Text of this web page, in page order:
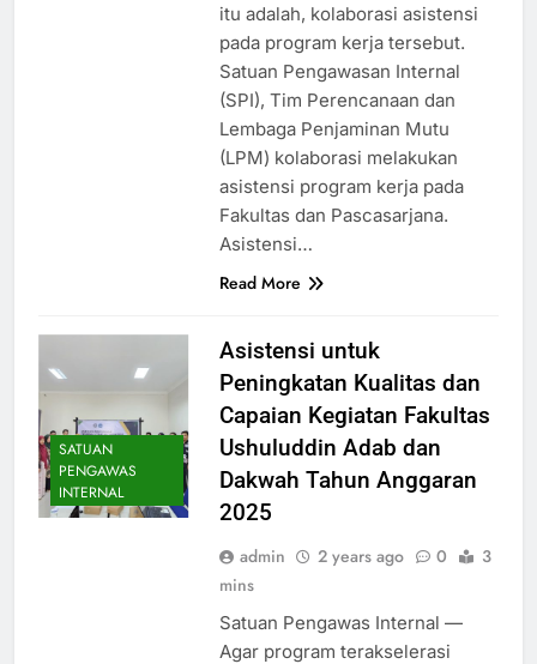
itu adalah, kolaborasi asistensi
pada program kerja tersebut.
Satuan Pengawasan Internal
(SPI), Tim Perencanaan dan
Lembaga Penjaminan Mutu
(LPM) kolaborasi melakukan
asistensi program kerja pada
Fakultas dan Pascasarjana.
Asistensi…
Read More
SATUAN
PENGAWAS
INTERNAL
Asistensi untuk
Peningkatan Kualitas dan
Capaian Kegiatan Fakultas
Ushuluddin Adab dan
Dakwah Tahun Anggaran
2025
admin 2 years ago 0
3
mins
Satuan Pengawas Internal —
Agar program terakselerasi